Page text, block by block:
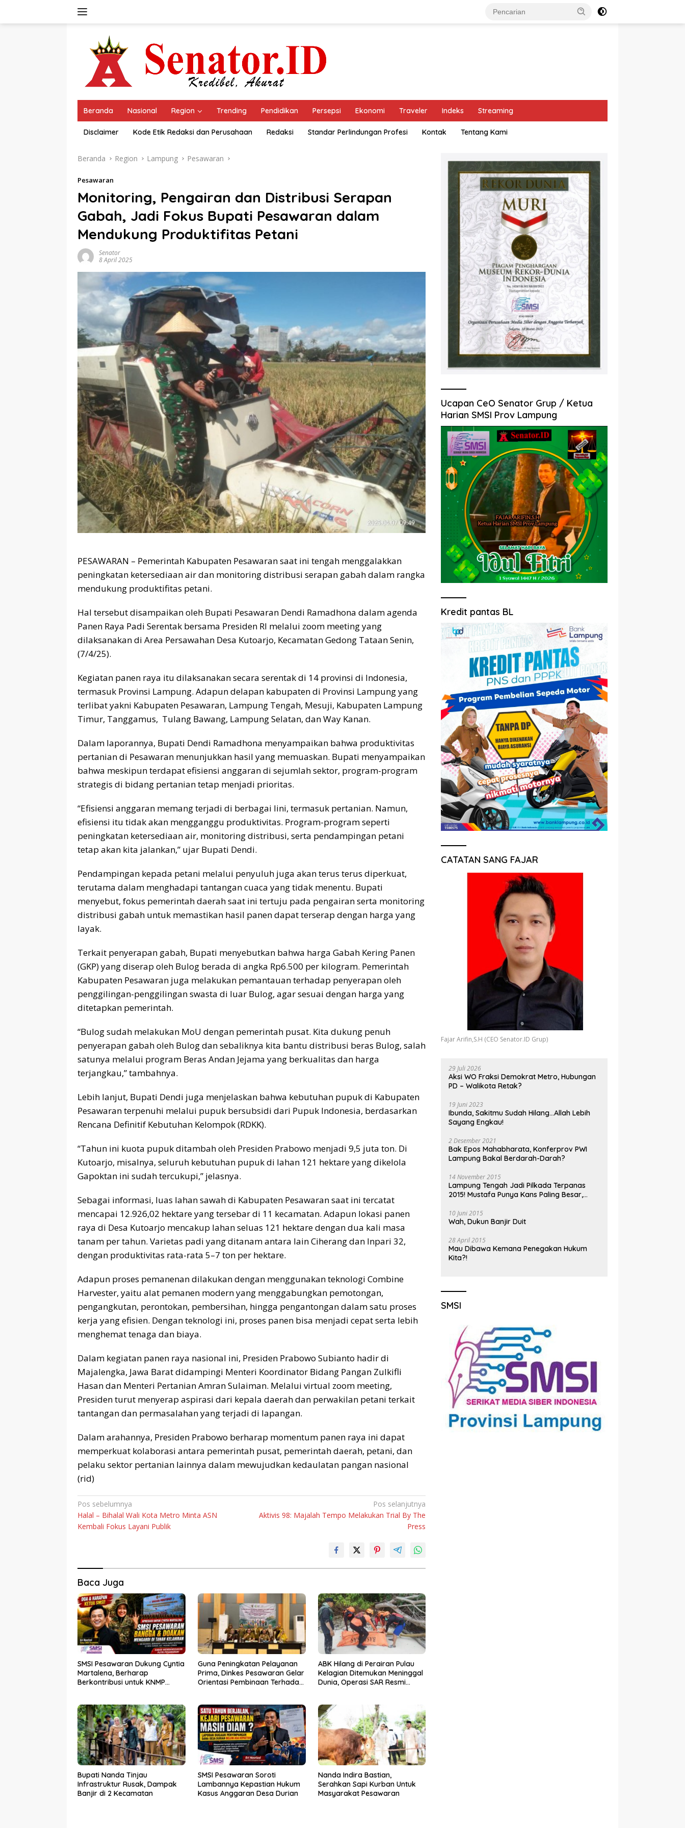
Beranda Nasional Region Trending Pendidikan Persepsi Ekonomi Traveler Indeks Streaming
Disclaimer Kode Etik Redaksi dan Perusahaan Redaksi Standar Perlindungan Profesi Kontak Tentang Kami
Beranda Region Lampung Pesawaran
Pesawaran
Monitoring, Pengairan dan Distribusi Serapan
Gabah, Jadi Fokus Bupati Pesawaran dalam
Mendukung Produktifitas Petani
Senator
8 April 2025
PESAWARAN – Pemerintah Kabupaten Pesawaran saat ini tengah menggalakkan
peningkatan ketersediaan air dan monitoring distribusi serapan gabah dalam rangka
mendukung produktifitas petani.
Hal tersebut disampaikan oleh Bupati Pesawaran Dendi Ramadhona dalam agenda
Panen Raya Padi Serentak bersama Presiden RI melalui zoom meeting yang
dilaksanakan di Area Persawahan Desa Kutoarjo, Kecamatan Gedong Tataan Senin,
(7/4/25).
Kegiatan panen raya itu dilaksanakan secara serentak di 14 provinsi di Indonesia,
termasuk Provinsi Lampung. Adapun delapan kabupaten di Provinsi Lampung yang
terlibat yakni Kabupaten Pesawaran, Lampung Tengah, Mesuji, Kabupaten Lampung
Timur, Tanggamus, Tulang Bawang, Lampung Selatan, dan Way Kanan.
Dalam laporannya, Bupati Dendi Ramadhona menyampaikan bahwa produktivitas
pertanian di Pesawaran menunjukkan hasil yang memuaskan. Bupati menyampaikan
bahwa meskipun terdapat efisiensi anggaran di sejumlah sektor, program-program
strategis di bidang pertanian tetap menjadi prioritas.
“Efisiensi anggaran memang terjadi di berbagai lini, termasuk pertanian. Namun,
efisiensi itu tidak akan mengganggu produktivitas. Program-program seperti
peningkatan ketersediaan air, monitoring distribusi, serta pendampingan petani
tetap akan kita jalankan,” ujar Bupati Dendi.
Pendampingan kepada petani melalui penyuluh juga akan terus terus diperkuat,
terutama dalam menghadapi tantangan cuaca yang tidak menentu. Bupati
menyebut, fokus pemerintah daerah saat ini tertuju pada pengairan serta monitoring
distribusi gabah untuk memastikan hasil panen dapat terserap dengan harga yang
layak.
Terkait penyerapan gabah, Bupati menyebutkan bahwa harga Gabah Kering Panen
(GKP) yang diserap oleh Bulog berada di angka Rp6.500 per kilogram. Pemerintah
Kabupaten Pesawaran juga melakukan pemantauan terhadap penyerapan oleh
penggilingan-penggilingan swasta di luar Bulog, agar sesuai dengan harga yang
ditetapkan pemerintah.
“Bulog sudah melakukan MoU dengan pemerintah pusat. Kita dukung penuh
penyerapan gabah oleh Bulog dan sebaliknya kita bantu distribusi beras Bulog, salah
satunya melalui program Beras Andan Jejama yang berkualitas dan harga
terjangkau,” tambahnya.
Lebih lanjut, Bupati Dendi juga menjelaskan bahwa kebutuhan pupuk di Kabupaten
Pesawaran terpenuhi melalui pupuk bersubsidi dari Pupuk Indonesia, berdasarkan
Rencana Definitif Kebutuhan Kelompok (RDKK).
“Tahun ini kuota pupuk ditambah oleh Presiden Prabowo menjadi 9,5 juta ton. Di
Kutoarjo, misalnya, seluruh kebutuhan pupuk di lahan 121 hektare yang dikelola
Gapoktan ini sudah tercukupi,” jelasnya.
Sebagai informasi, luas lahan sawah di Kabupaten Pesawaran saat ini tercatat
mencapai 12.926,02 hektare yang tersebar di 11 kecamatan. Adapun lokasi panen
raya di Desa Kutoarjo mencakup lahan seluas 121 hektare dengan dua kali masa
tanam per tahun. Varietas padi yang ditanam antara lain Ciherang dan Inpari 32,
dengan produktivitas rata-rata 5–7 ton per hektare.
Adapun proses pemanenan dilakukan dengan menggunakan teknologi Combine
Harvester, yaitu alat pemanen modern yang menggabungkan pemotongan,
pengangkutan, perontokan, pembersihan, hingga pengantongan dalam satu proses
kerja yang efisien. Dengan teknologi ini, proses panen bisa menjadi cepat serta lebih
menghemat tenaga dan biaya.
Dalam kegiatan panen raya nasional ini, Presiden Prabowo Subianto hadir di
Majalengka, Jawa Barat didampingi Menteri Koordinator Bidang Pangan Zulkifli
Hasan dan Menteri Pertanian Amran Sulaiman. Melalui virtual zoom meeting,
Presiden turut menyerap aspirasi dari kepala daerah dan perwakilan petani terkait
tantangan dan permasalahan yang terjadi di lapangan.
Dalam arahannya, Presiden Prabowo berharap momentum panen raya ini dapat
memperkuat kolaborasi antara pemerintah pusat, pemerintah daerah, petani, dan
pelaku sektor pertanian lainnya dalam mewujudkan kedaulatan pangan nasional
(rid)
Navigasi
pos
Pos sebelumnya
Halal – Bihalal Wali Kota Metro Minta ASN
Kembali Fokus Layani Publik
Pos selanjutnya
Aktivis 98: Majalah Tempo Melakukan Trial By The
Press
Baca Juga
SMSI Pesawaran Dukung Cyntia
Martalena, Berharap
Berkontribusi untuk KNMP
Guna Peningkatan Pelayanan
Prima, Dinkes Pesawaran Gelar
Orientasi Pembinaan Terhadap
ABK Hilang di Perairan Pulau
Kelagian Ditemukan Meninggal
Dunia, Operasi SAR Resmi
Bupati Nanda Tinjau
Infrastruktur Rusak, Dampak
Banjir di 2 Kecamatan
SMSI Pesawaran Soroti
Lambannya Kepastian Hukum
Kasus Anggaran Desa Durian
Nanda Indira Bastian,
Serahkan Sapi Kurban Untuk
Masyarakat Pesawaran
Ucapan CeO Senator Grup / Ketua
Harian SMSI Prov Lampung
Kredit pantas BL
CATATAN SANG FAJAR
Fajar Arifin,S.H (CEO Senator.ID Grup)
29 Juli 2026
Aksi WO Fraksi Demokrat Metro, Hubungan
PD – Walikota Retak?
19 Juni 2023
Ibunda, Sakitmu Sudah Hilang…Allah Lebih
Sayang Engkau!
2 Desember 2021
Bak Epos Mahabharata, Konferprov PWI
Lampung Bakal Berdarah-Darah?
14 November 2015
Lampung Tengah Jadi Pilkada Terpanas
2015! Mustafa Punya Kans Paling Besar,
10 Juni 2015
Wah, Dukun Banjir Duit
28 April 2015
Mau Dibawa Kemana Penegakan Hukum
Kita?!
SMSI